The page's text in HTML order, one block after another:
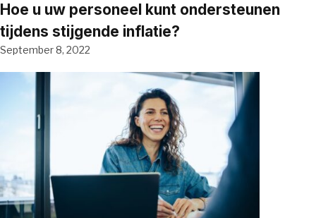
Hoe u uw personeel kunt ondersteunen
tijdens stijgende inflatie?
September 8, 2022